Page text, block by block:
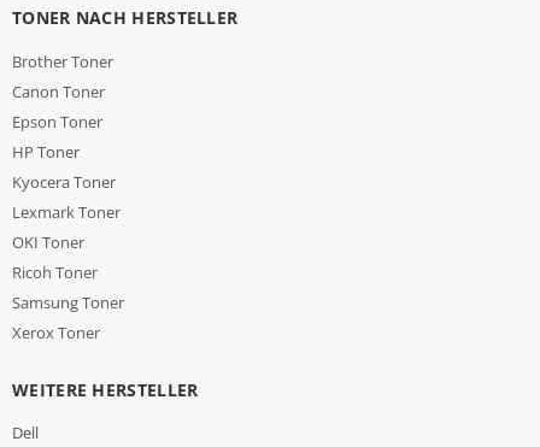
TONER NACH HERSTELLER
Brother Toner
Canon Toner
Epson Toner
HP Toner
Kyocera Toner
Lexmark Toner
OKI Toner
Ricoh Toner
Samsung Toner
Xerox Toner
WEITERE HERSTELLER
Dell